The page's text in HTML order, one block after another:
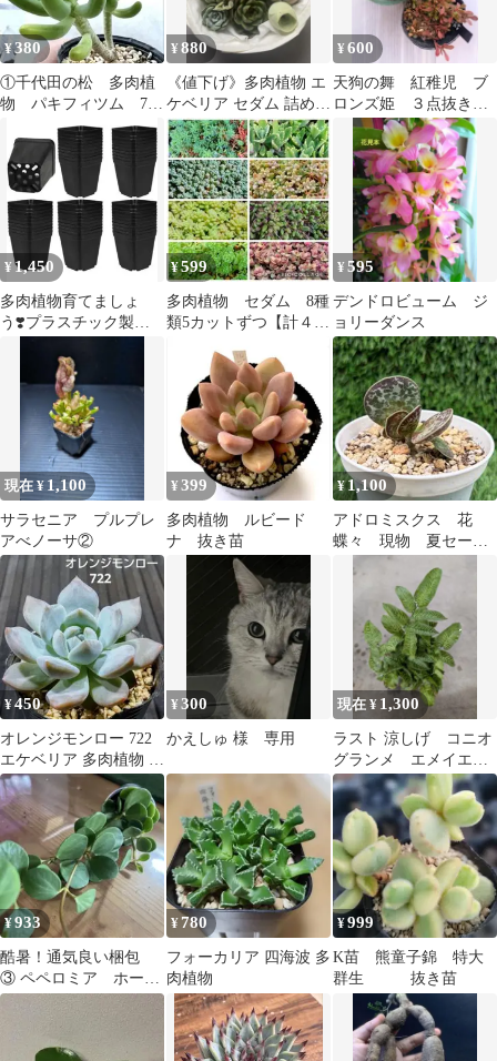
¥380
①千代田の松 多肉植
物 パキフィツム 7.5
センチポット 安心の
抜き苗
¥880
《値下げ》多肉植物 エ
ケベリア セダム 詰め合
わせ 寄せ植え用
¥600
天狗の舞 紅稚児 ブ
ロンズ姫 ３点抜き
苗 多肉寄せ植え 群
生多肉 紅葉多肉
¥ 1,450
多肉植物育てましょ
う❣️プラスチック製苗
¥599
多肉植物 セダム 8種
類5カットずつ【計４０
¥595
デンドロビューム ジ
ョリーダンス
現在 ¥ 1,100
サラセニア プルプレ
アべノーサ②
¥ 399
多肉植物 ルビード
ナ 抜き苗
¥1,100
アドロミスクス 花
蝶々 現物 夏セール
品 まだら模様の扇形
の葉 抜き苗 多肉植
¥450
オレンジモンロー 722
エケベリア 多肉植物 抜
き苗
¥300
かえしゅ 様 専用
現在 ¥ 1,300
ラスト 涼しげ コニオ
グランメ エメイエン
シス 抜苗 ネコポス
発送
¥933
酷暑！通気良い梱包
③ ペペロミア ホー
プ 土植え 多肉植物
¥ 780
フォーカリア 四海波 多
肉植物
¥999
K苗 熊童子錦 特大
群生 抜き苗